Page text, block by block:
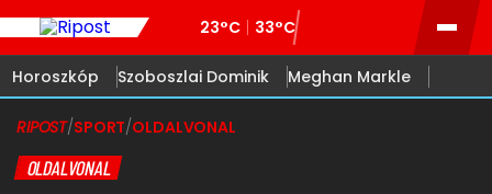
23°C 33°C
Horoszkóp Szoboszlai Dominik Meghan Markle
RIPOST/SPORT/OLDALVONAL
OLDALVONAL